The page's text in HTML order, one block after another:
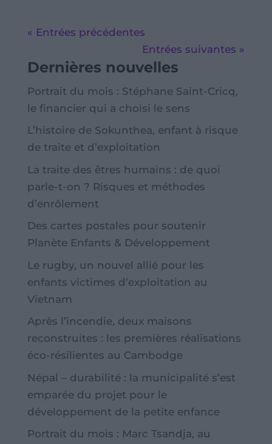
« Entrées précédentes
Entrées suivantes »
Dernières nouvelles
Portrait du mois : Stéphane Saint-Cricq,
le financier qui a choisi le sens
L’histoire de Sokunthea, enfant à risque
de traite et d’exploitation
La traite des êtres humains : de quoi
parle-t-on ? Risques et méthodes
d’enrôlement
Des cartes postales pour soutenir
Planète Enfants & Développement
Le rugby, un nouvel allié pour les
enfants victimes d’exploitation au
Vietnam
Après l’incendie, deux maisons
reconstruites : les premières réalisations
éco-résilientes au Cambodge
Népal – durabilité : la municipalité s’est
emparée du projet pour le
développement de la petite enfance
Portrait du mois : Marc Tsandja, au